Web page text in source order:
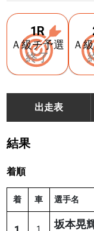
1R
Ａ級チ予選
終了
Ａ
出走表
結果
着順
着 車 選手名
坂本晃